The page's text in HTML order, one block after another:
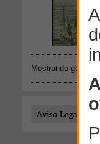
Mostrando galeria